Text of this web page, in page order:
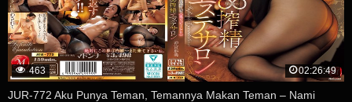
463 02:26:49
JUR-772 Aku Punya Teman, Temannya Makan Teman – Nami